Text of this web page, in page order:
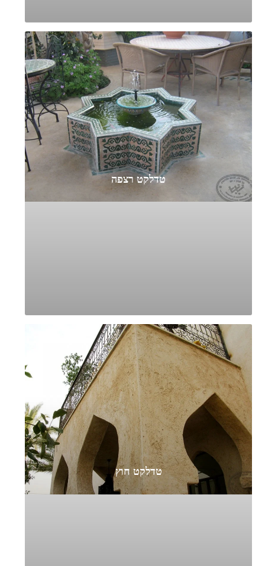
טדלקט רצפה
טדלקט חוץ